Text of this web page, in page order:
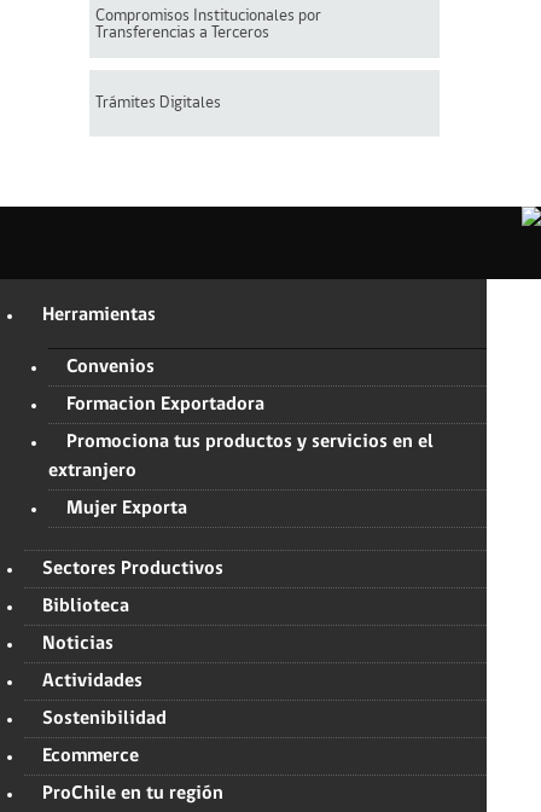
Compromisos Institucionales por
Transferencias a Terceros
Trámites Digitales
Herramientas
Convenios
Formacion Exportadora
Promociona tus productos y servicios en el
extranjero
Mujer Exporta
Sectores Productivos
Biblioteca
Noticias
Actividades
Sostenibilidad
Ecommerce
ProChile en tu región